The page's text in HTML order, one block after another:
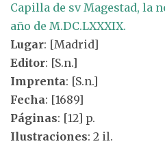
Capilla de sv Magestad, la
año de M.DC.LXXXIX.
Lugar: [Madrid]
Editor: [S.n.]
Imprenta: [S.n.]
Fecha: [1689]
Páginas: [12] p.
Ilustraciones: 2 il.